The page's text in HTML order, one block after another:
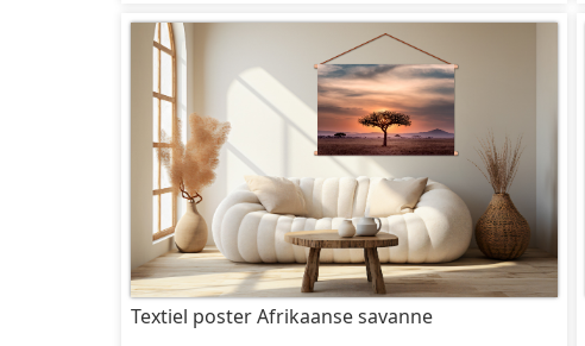
Textiel poster Afrikaanse savanne